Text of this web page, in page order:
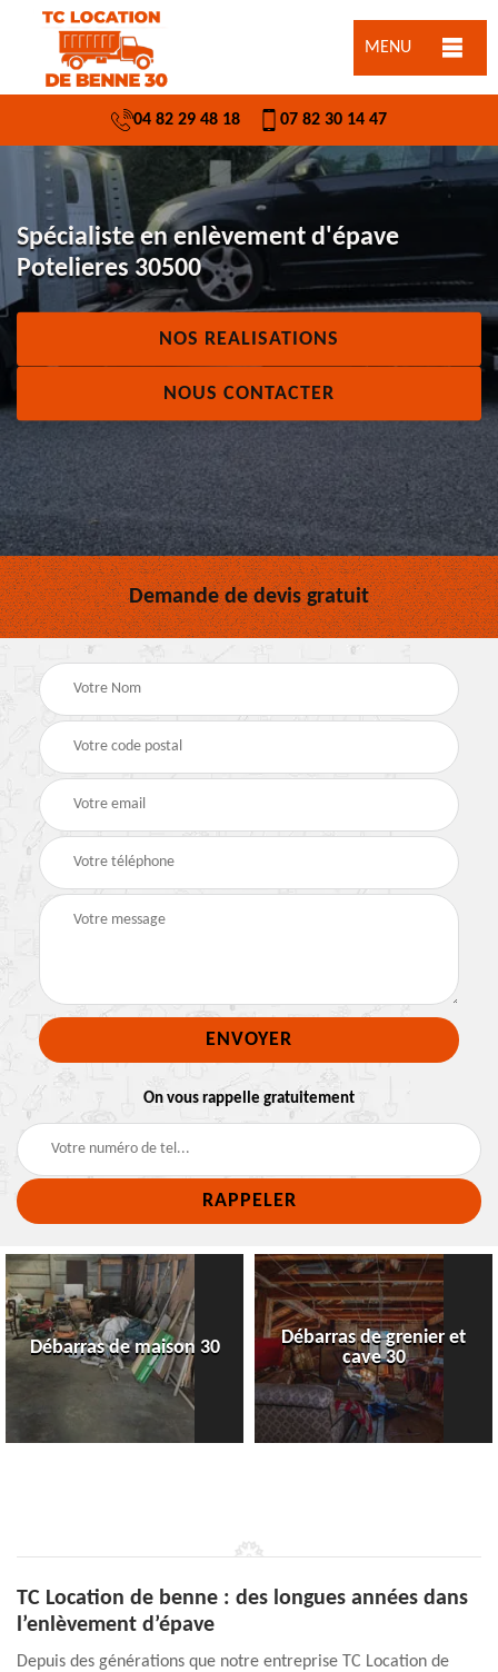
MENU
04 82 29 48 18 07 82 30 14 47
Spécialiste en enlèvement d'épave
Potelieres 30500
NOS REALISATIONS
NOUS CONTACTER
Demande de devis gratuit
On vous rappelle gratuitement
Débarras de maison 30
Débarras de grenier et
cave 30
TC Location de benne : des longues années dans
l’enlèvement d’épave
Depuis des générations que notre entreprise TC Location de